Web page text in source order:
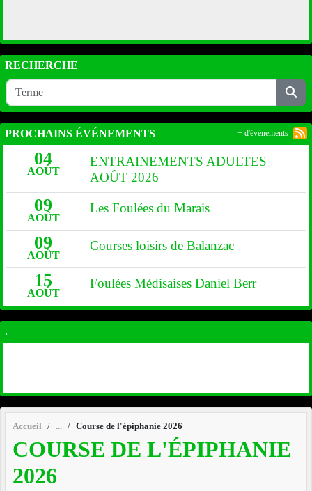
Accueil Course de l'épiphanie 2026
COURSE DE L'ÉPIPHANIE
2026
RECHERCHE
PROCHAINS ÉVÉNEMENTS
04
AOÛT
ENTRAINEMENTS ADULTES
AOÛT 2026
09
AOÛT
Les Foulées du Marais
09
AOÛT
Courses loisirs de Balanzac
15
AOÛT
Foulées Médisaises Daniel Berr
+ d'évènements
.